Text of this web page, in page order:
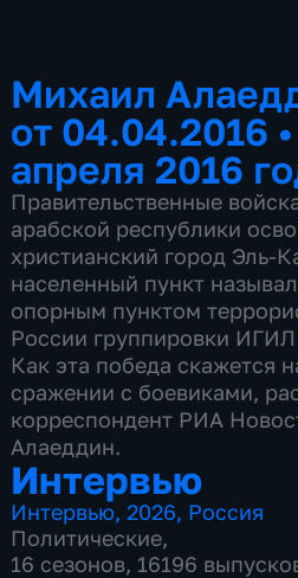
Михаил
от 04.04.2016 •
апреля 2016
Правительственные
арабской республики
христианский город Эль-
населенный пункт
опорным пунктом
России группировки
Как эта победа скажется
сражении с боевиками,
корреспондент РИА
Алаеддин.
Интервью
Интервью,2026, Россия
Политические,
16 сезонов, 16196